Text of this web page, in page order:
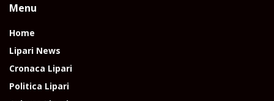
Menu
Home
Lipari News
Cronaca Lipari
Politica Lipari